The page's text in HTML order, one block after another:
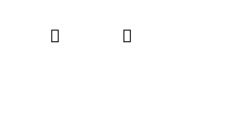
Květinové kurzy – Umění
PřihlášeníNákupní